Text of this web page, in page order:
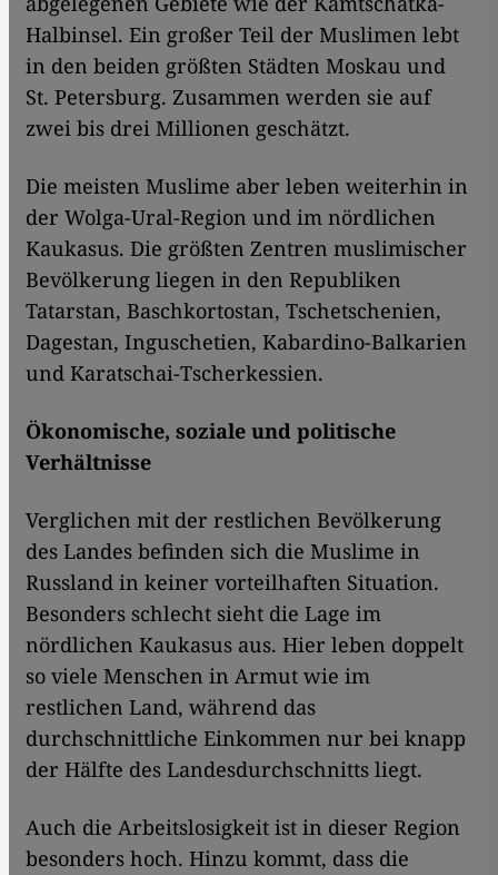
Halbinsel. Ein großer Teil der Muslimen lebt
in den beiden größten Städten Moskau und
St. Petersburg. Zusammen werden sie auf
zwei bis drei Millionen geschätzt.
Die meisten Muslime aber leben weiterhin in
der Wolga-Ural-Region und im nördlichen
Kaukasus. Die größten Zentren muslimischer
Bevölkerung liegen in den Republiken
Tatarstan, Baschkortostan, Tschetschenien,
Dagestan, Inguschetien, Kabardino-Balkarien
und Karatschai-Tscherkessien.
Ökonomische, soziale und politische
Verhältnisse
Verglichen mit der restlichen Bevölkerung
des Landes befinden sich die Muslime in
Russland in keiner vorteilhaften Situation.
Besonders schlecht sieht die Lage im
nördlichen Kaukasus aus. Hier leben doppelt
so viele Menschen in Armut wie im
restlichen Land, während das
durchschnittliche Einkommen nur bei knapp
der Hälfte des Landesdurchschnitts liegt.
Auch die Arbeitslosigkeit ist in dieser Region
besonders hoch. Hinzu kommt, dass die